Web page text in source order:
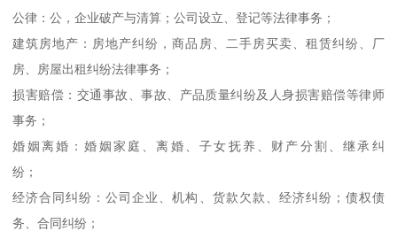
公律：公，企业破产与清算；公司设立、登记等法律事务；
建筑房地产：房地产纠纷，商品房、二手房买卖、租赁纠纷、厂
房、房屋出租纠纷法律事务；
损害赔偿：交通事故、事故、产品质量纠纷及人身损害赔偿等律师
事务；
婚姻离婚：婚姻家庭、离婚、子女抚养、财产分割、继承纠
纷；
经济合同纠纷：公司企业、机构、货款欠款、经济纠纷；债权债
务、合同纠纷；